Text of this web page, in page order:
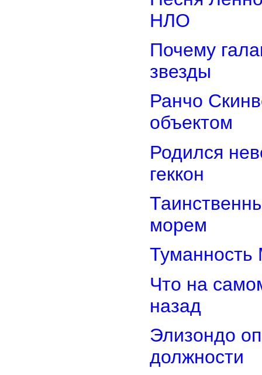
НЛО
Почему
звезды
Ранчо
объектом
Родился
геккон
морем
Туманность
Что на
назад
Элизондо
должности